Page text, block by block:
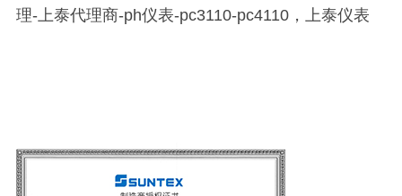
理-上泰代理商-ph仪表-pc3110-pc4110，上泰仪表